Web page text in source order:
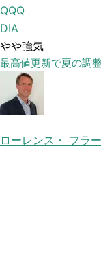
QQQ
DIA
やや強気
最高値更新で夏の調
ローレンス・ フラー